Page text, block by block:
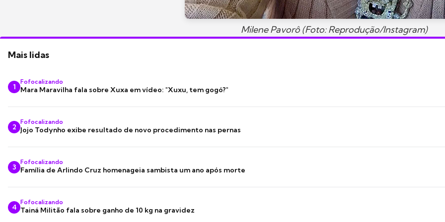
Milene Pavorô (Foto: Reprodução/Instagram)
Mais lidas
1
Fofocalizando
Mara Maravilha fala sobre Xuxa em vídeo: "Xuxu, tem gogó?"
2
Fofocalizando
Jojo Todynho exibe resultado de novo procedimento nas pernas
3
Fofocalizando
Família de Arlindo Cruz homenageia sambista um ano após morte
4
Fofocalizando
Tainá Militão fala sobre ganho de 10 kg na gravidez